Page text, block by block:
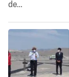
de…